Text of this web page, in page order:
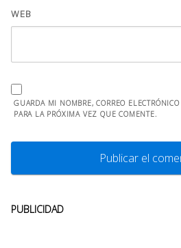
WEB
GUARDA MI NOMBRE, CORREO
PARA LA PRÓXIMA VEZ QUE COMENTE.
PUBLICIDAD